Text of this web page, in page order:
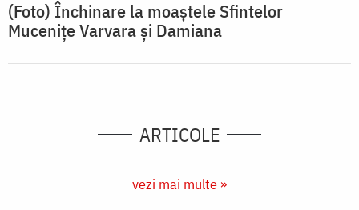
(Foto) Închinare la moaștele Sfintelor
Mucenițe Varvara și Damiana
ARTICOLE
vezi mai multe »